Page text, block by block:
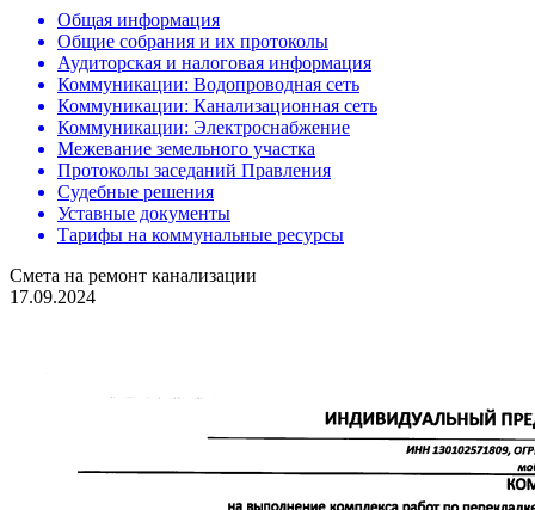
Общая информация
Общие собрания и их протоколы
Аудиторская и налоговая информация
Коммуникации: Водопроводная сеть
Коммуникации: Канализационная сеть
Коммуникации: Электроснабжение
Межевание земельного участка
Протоколы заседаний Правления
Судебные решения
Уставные документы
Тарифы на коммунальные ресурсы
Смета на ремонт канализации
17.09.2024